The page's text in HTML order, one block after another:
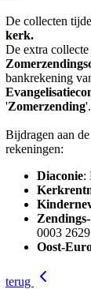
De collecten
kerk.
De extra
bankrekening
'Zomerzending'.
Bijdragen aan
rekeningen:
Diaconie:
0003
Oost-
terug